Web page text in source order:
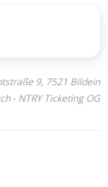
9, 7521 Bildein
- NTRY Ticketing OG